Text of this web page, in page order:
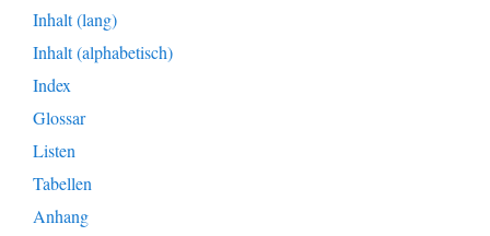
Inhalt (lang)
Inhalt (alphabetisch)
Index
Glossar
Listen
Tabellen
Anhang